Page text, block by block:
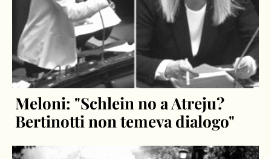
Meloni: "Schlein no a Atreju?
Bertinotti non temeva dialogo"